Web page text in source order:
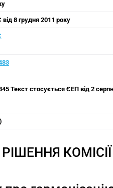
8 грудня 2011 року
стосується ЄЕП від 2
РІШЕННЯ КОМІСІЇ